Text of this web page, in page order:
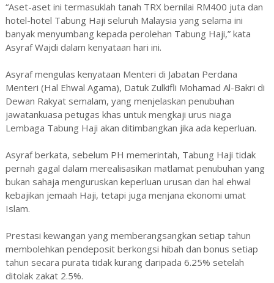
“Aset-aset ini termasuklah tanah TRX bernilai RM400 juta dan
hotel-hotel Tabung Haji seluruh Malaysia yang selama ini
banyak menyumbang kepada perolehan Tabung Haji,” kata
Asyraf Wajdi dalam kenyataan hari ini.
Asyraf mengulas kenyataan Menteri di Jabatan Perdana
Menteri (Hal Ehwal Agama), Datuk Zulkifli Mohamad Al-Bakri di
Dewan Rakyat semalam, yang menjelaskan penubuhan
jawatankuasa petugas khas untuk mengkaji urus niaga
Lembaga Tabung Haji akan ditimbangkan jika ada keperluan.
Asyraf berkata, sebelum PH memerintah, Tabung Haji tidak
pernah gagal dalam merealisasikan matlamat penubuhan yang
bukan sahaja menguruskan keperluan urusan dan hal ehwal
kebajikan jemaah Haji, tetapi juga menjana ekonomi umat
Islam.
Prestasi kewangan yang memberangsangkan setiap tahun
membolehkan pendeposit berkongsi hibah dan bonus setiap
tahun secara purata tidak kurang daripada 6.25% setelah
ditolak zakat 2.5%.